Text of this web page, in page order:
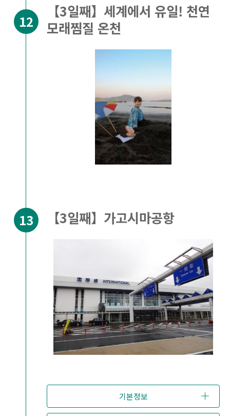
【3일째】세계에서 유일! 천연
모래찜질 온천
【3일째】가고시마공항
기본정보